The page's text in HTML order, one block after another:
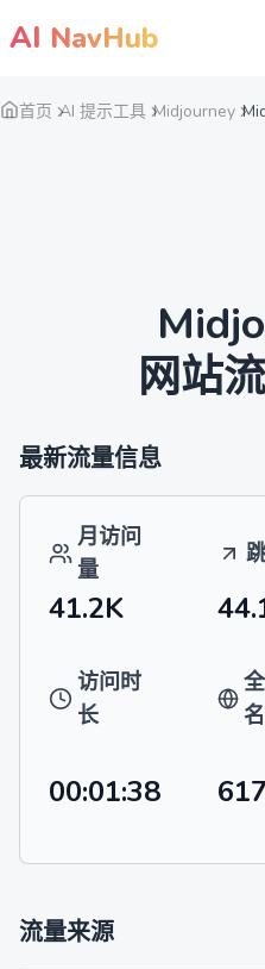
AI NavHub
首页 AI 提示工具 Midjourney
网站
最新流量信息
月访问
量
41.2K
访问时
长
名
00:01:38
流量来源